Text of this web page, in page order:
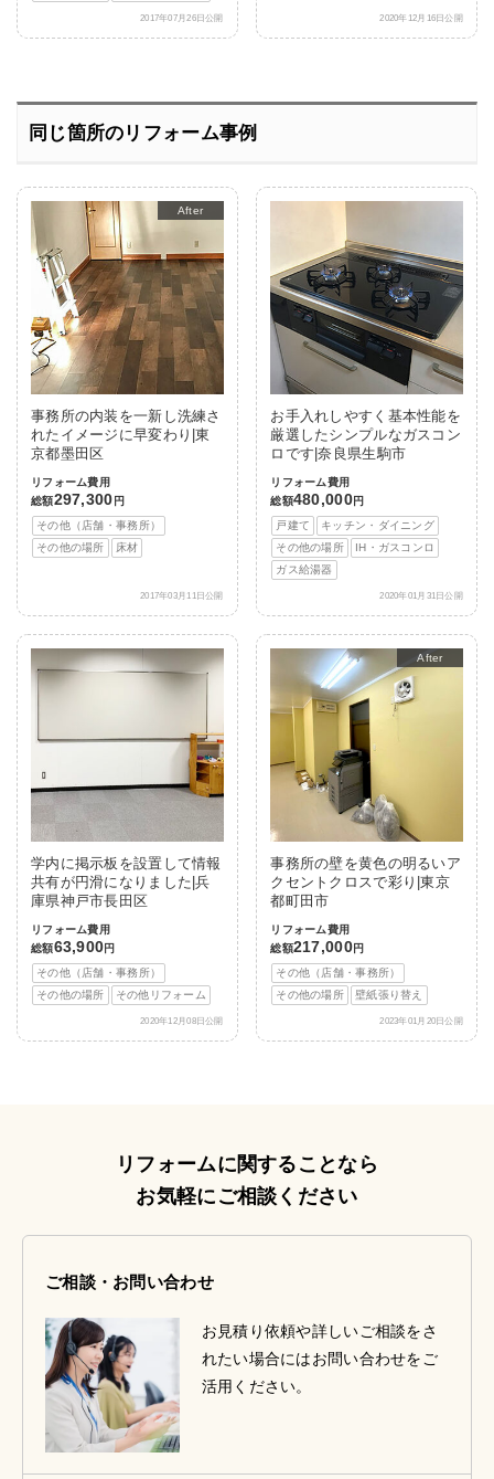
2017年07月26日公開 2020年12月16日公開
同じ箇所のリフォーム事例
After
事務所の内装を一新し洗練さ
れたイメージに早変わり|東
京都墨田区
リフォーム費用
総額297,300 円
その他（店舗・事務所）
その他の場所
床材
2017年03月11日公開
お手入れしやすく基本性能を
厳選したシンプルなガスコン
ロです|奈良県生駒市
リフォーム費用
総額480,000円
戸建て
キッチン・ダイニング
その他の場所
IH・ガスコンロ
ガス給湯器
2020年01月31日公開
学内に掲示板を設置して情報
共有が円滑になりました|兵
庫県神戸市長田区
リフォーム費用
総額63,900円
その他（店舗・事務所）
その他の場所
その他リフォーム
2020年12月08日公開
After
事務所の壁を黄色の明るいア
クセントクロスで彩り|東京
都町田市
リフォーム費用
総額217,000円
その他（店舗・事務所）
その他の場所
壁紙張り替え
2023年01月20日公開
リフォームに関することなら
お気軽にご相談ください
ご相談・お問い合わせ
お見積り依頼や詳しいご相談をさ
れたい場合にはお問い合わせをご
活用ください。